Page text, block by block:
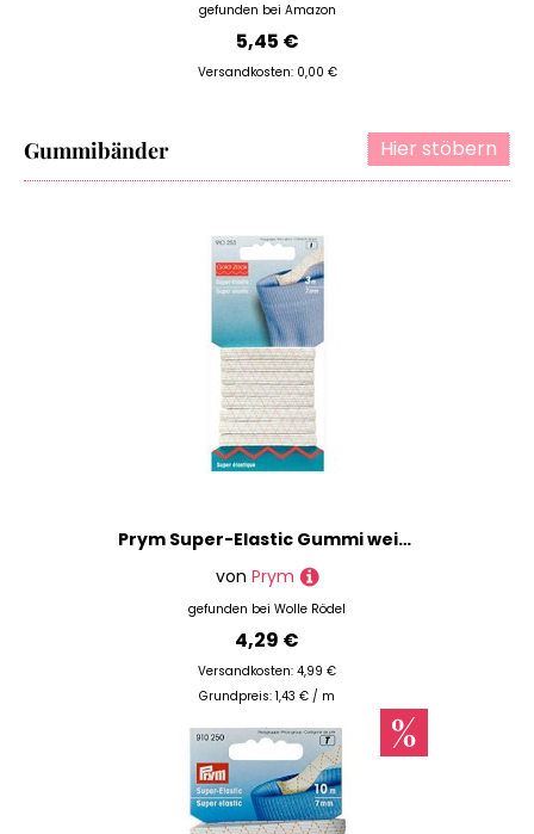
gefunden bei Amazon
5,45 €
Versandkosten: 0,00 €
Hier stöbern
Gummibänder
Prym Super-Elastic Gummi weiß 7mm 3m
von Prym
gefunden bei Wolle Rödel
4,29 €
Versandkosten: 4,99 €
Grundpreis: 1,43 € / m